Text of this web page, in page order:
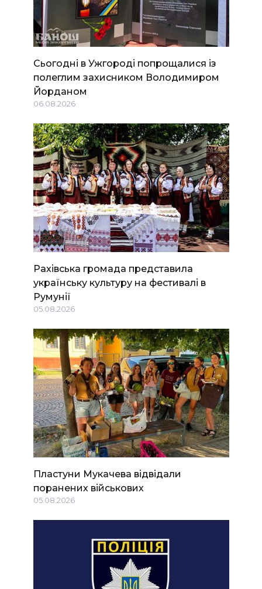
Сьогодні в Ужгороді попрощалися із
полеглим захисником Володимиром
Йорданом
06.08.2026
Рахівська громада представила
українську культуру на фестивалі в
Румунії
05.08.2026
Пластуни Мукачева відвідали
поранених військових
05.08.2026